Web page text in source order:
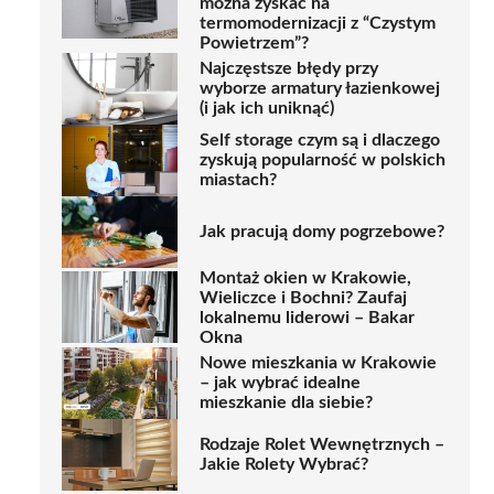
termomodernizacji z “Czystym
Powietrzem”?
Najczęstsze błędy przy
wyborze armatury łazienkowej
(i jak ich uniknąć)
Self storage czym są i dlaczego
zyskują popularność w polskich
miastach?
Jak pracują domy pogrzebowe?
Montaż okien w Krakowie,
Wieliczce i Bochni? Zaufaj
lokalnemu liderowi – Bakar
Okna
Nowe mieszkania w Krakowie
– jak wybrać idealne
mieszkanie dla siebie?
Rodzaje Rolet Wewnętrznych –
Jakie Rolety Wybrać?